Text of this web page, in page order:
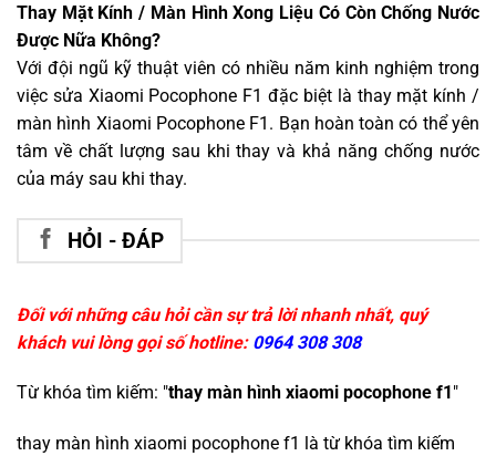
Thay Mặt Kính / Màn Hình Xong Liệu Có Còn Chống Nước
Được Nữa Không?
Với đội ngũ kỹ thuật viên có nhiều năm kinh nghiệm trong
việc sửa Xiaomi Pocophone F1 đặc biệt là thay mặt kính /
màn hình Xiaomi Pocophone F1. Bạn hoàn toàn có thể yên
tâm về chất lượng sau khi thay và khả năng chống nước
của máy sau khi thay.
HỎI - ĐÁP
Đối với những câu hỏi cần sự trả lời nhanh nhất, quý
khách vui lòng gọi số hotline: 0964 308 308
Từ khóa tìm kiếm: "thay màn hình xiaomi pocophone f1 "
thay màn hình xiaomi pocophone f1 là từ khóa tìm kiếm